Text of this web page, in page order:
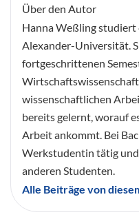
Über den Autor
Hanna Weßling studiert
Alexander-Universität.
fortgeschrittenen
wissenschaftlichen
bereits gelernt, worauf
Arbeit ankommt. Bei
Werkstudentin tätig
anderen Studenten.
Alle Beiträge von